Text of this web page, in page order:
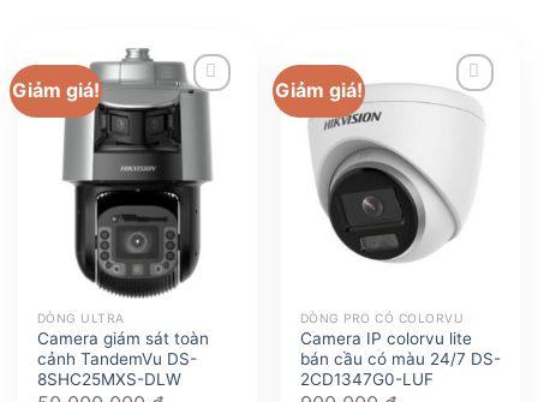
Giảm giá!
DÒNG ULTRA
Camera giám sát toàn
cảnh TandemVu DS-
8SHC25MXS-DLW
Giảm giá!
DÒNG PRO CÓ COLORVU
Camera IP colorvu lite
bán cầu có màu 24/7 DS-
2CD1347G0-LUF